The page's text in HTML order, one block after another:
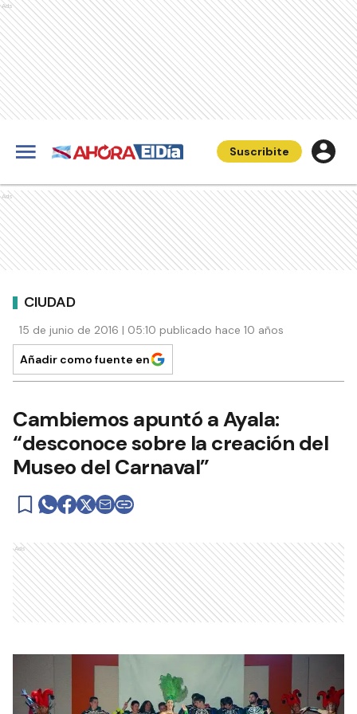
Ads
Suscribite
Ads
CIUDAD
15 de junio de 2016 | 05:10 publicado hace 10 años
Añadir como fuente en
Cambiemos apuntó a Ayala:
“desconoce sobre la creación del
Museo del Carnaval”
Ads